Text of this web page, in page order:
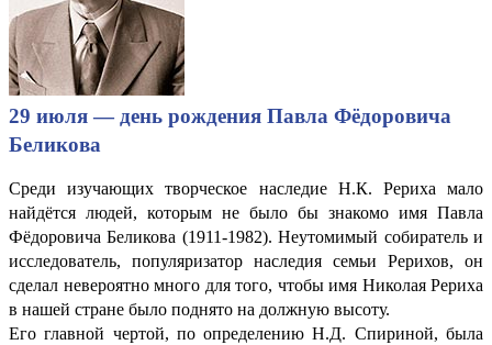
29 июля — день рождения Павла Фёдоровича
Беликова
Среди изучающих творческое наследие Н.К. Рериха мало
найдётся людей, которым не было бы знакомо имя Павла
Фёдоровича Беликова (1911-1982). Неутомимый собиратель и
исследователь, популяризатор наследия семьи Рерихов, он
сделал невероятно много для того, чтобы имя Николая Рериха
в нашей стране было поднято на должную высоту.
Его главной чертой, по определению Н.Д. Спириной, была